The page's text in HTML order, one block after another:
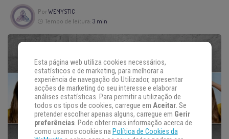
PorWEMYSTIC
Tempo de leitura: 3 min
Esta página web utiliza cookies necessários,
estatísticos e de marketing, para melhorar a
experiência de navegação do Utilizador, apresentar
acções de marketing do seu interesse e elaborar
análises estatísticas. Para permitir a utilização de
todos os tipos de cookies, carregue em Aceitar. Se
pretender escolher apenas alguns, carregue em Gerir
preferências. Pode obter mais informação acerca de
como usamos cookies na Política de Cookies da